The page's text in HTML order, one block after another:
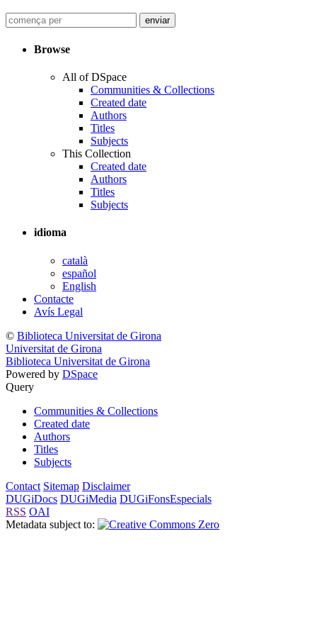
Browse
All of DSpace
Communities & Collections
Created date
Authors
Titles
Subjects
This Collection
Created date
Authors
Titles
Subjects
idioma
català
español
English
Contacte
Avís Legal
© Biblioteca Universitat de Girona
Universitat de Girona
Biblioteca Universitat de Girona
Powered by DSpace
Query
Communities & Collections
Created date
Authors
Titles
Subjects
Contact Sitemap Disclaimer
DUGiDocs DUGiMedia DUGiFonsEspecials
RSS OAI
Metadata subject to: